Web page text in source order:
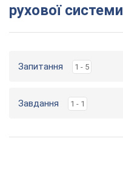
рухової системи
Запитання 1 - 5
Завдання 1 - 1